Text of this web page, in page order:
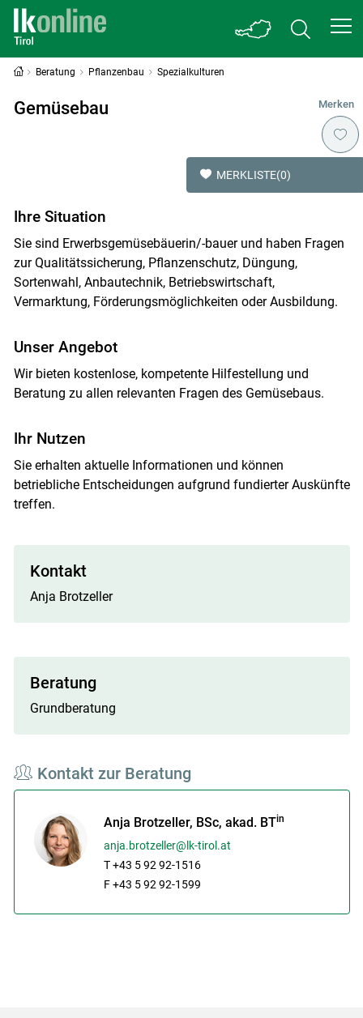
Skip to main content
Beratung Pflanzenbau Spezialkulturen
Merken
Gemüsebau
MERKLISTE(0)
Ihre Situation
Sie sind Erwerbsgemüsebäuerin/-bauer und haben Fragen
zur Qualitätssicherung, Pflanzenschutz, Düngung,
Sortenwahl, Anbautechnik, Betriebswirtschaft,
Vermarktung, Förderungsmöglichkeiten oder Ausbildung.
Unser Angebot
Wir bieten kostenlose, kompetente Hilfestellung und
Beratung zu allen relevanten Fragen des Gemüsebaus.
Ihr Nutzen
Sie erhalten aktuelle Informationen und können
betriebliche Entscheidungen aufgrund fundierter Auskünfte
treffen.
Kontakt
Anja Brotzeller
Beratung
Grundberatung
Kontakt zur Beratung
Anja Brotzeller, BSc, akad. BTin
anja.brotzeller@lk-tirol.at
T +43 5 92 92-1516
F +43 5 92 92-1599